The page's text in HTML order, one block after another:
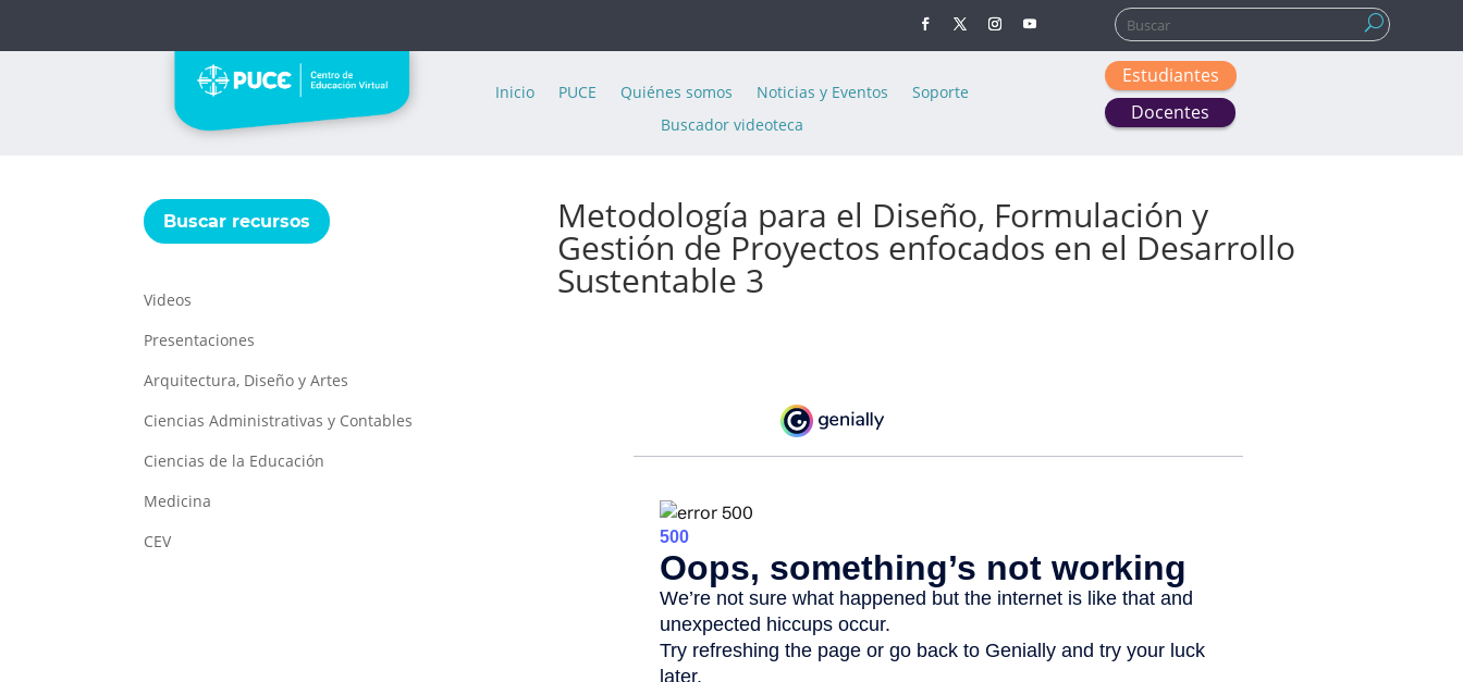
Buscar:
Inicio PUCE Quiénes somos Noticias y Eventos
Soporte
Buscador videoteca
Estudiantes
Docentes
Buscar recursos
Videos
Presentaciones
Arquitectura, Diseño y Artes
Ciencias Administrativas y Contables
Ciencias de la Educación
Medicina
CEV
Metodología para el Diseño, Formulación y
Gestión de Proyectos enfocados en el Desarrollo
Sustentable 3